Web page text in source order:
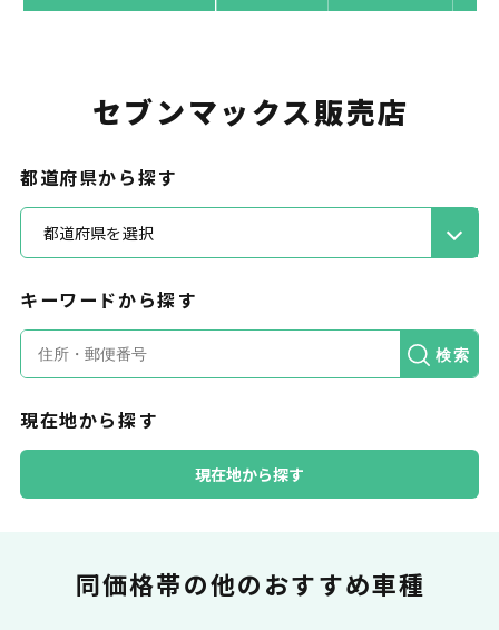
お支払いを一元管理！しかも
ポイント還元
普段のお買い物同様、お車の月々利用料をカ
セブンマックス販売店
都道府県から探す
都道府県を選択
キーワードから探す
検索
現在地から探す
現在地から探す
同価格帯の他のおすすめ車種